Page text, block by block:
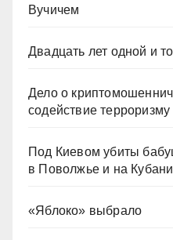
Вучичем
Двадцать лет одной и
Дело о
содействие терроризму
Под Киевом убиты
в Поволжье и на
«Яблоко» выбрало